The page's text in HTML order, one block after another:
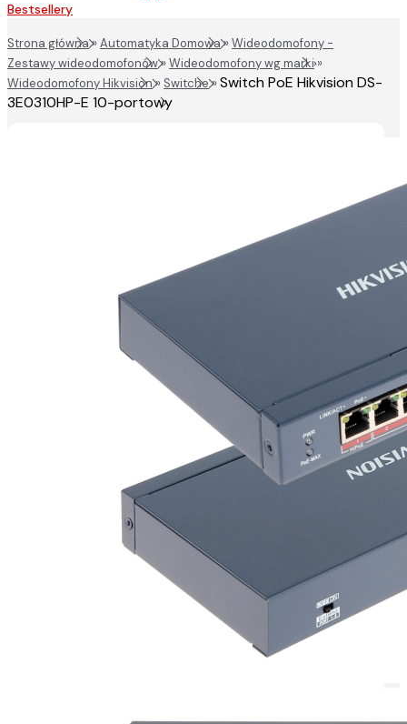
Bestsellery
Strona główna»Automatyka Domowa»Wideodomofony -
Zestawy wideodomofonów»Wideodomofony wg marki»
Wideodomofony Hikvision» Switche»Switch PoE Hikvision DS-
3E0310HP-E 10-portowy